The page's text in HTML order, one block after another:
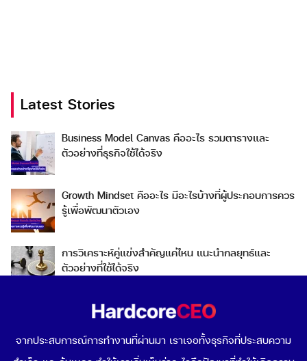
Search
for:
Latest Stories
Business Model Canvas คืออะไร รวมตารางและ
ตัวอย่างที่ธุรกิจใช้ได้จริง
Growth Mindset คืออะไร มีอะไรบ้างที่ผู้ประกอบการควร
รู้เพื่อพัฒนาตัวเอง
การวิเคราะห์คู่แข่งสำคัญแค่ไหน แนะนำกลยุทธ์และ
ตัวอย่างที่ใช้ได้จริง
Go To Market คืออะไร เลือกกลยุทธ์การเข้าสู่ตลาดต่าง
จากประสบการณ์การทำงานที่ผ่านมา เราเจอทั้งธุรกิจที่ประสบความ